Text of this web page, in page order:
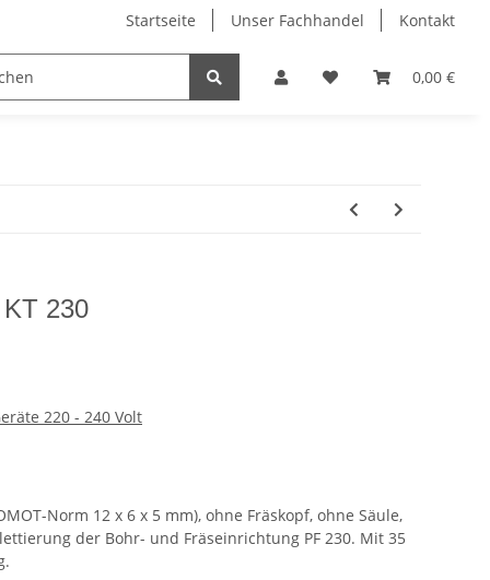
Startseite Unser Fachhandel Kontakt
0,00 €
Dahle Schneidemaschinen Edding Stifte
230
220 - 240 Volt
Norm 12 x 6 x 5 mm), ohne Fräskopf, ohne Säule,
der Bohr- und Fräseinrichtung PF 230. Mit 35